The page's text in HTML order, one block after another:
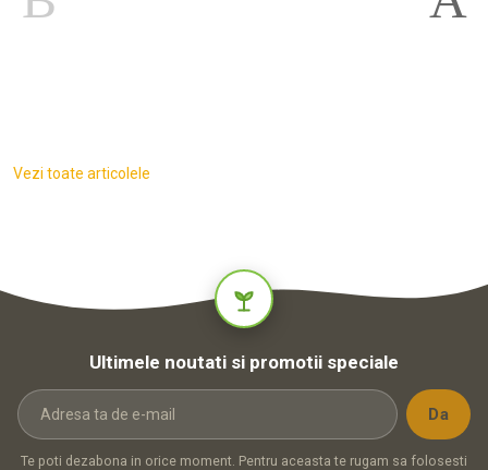
Vezi toate articolele
Ultimele noutati si promotii speciale
Te poti dezabona in orice moment. Pentru aceasta te rugam sa folosesti